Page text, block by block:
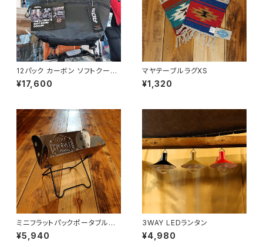
12パック カーボン ソフトクーラ
ー
¥17,600
マヤテーブルラグXS
¥1,320
ミニフラットパックポータブルグ
リル＆ファイヤーピット
¥5,940
3WAY LEDランタン
¥4,980